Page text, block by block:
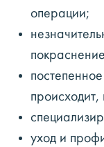
операции;
уход и